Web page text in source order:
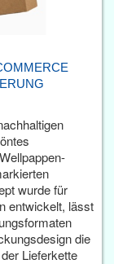
wurde für
entwickelt, lässt
die
Lieferkette